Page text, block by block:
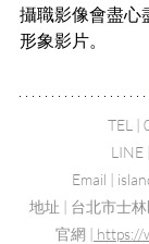
攝職影像會盡心
形象影片。
TEL |
LINE
Email |
地址 | 台北市士
官網 | https://